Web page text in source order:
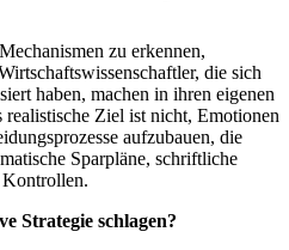
zu erkennen,
die sich
haben, machen in ihren eigenen
Ziel ist nicht, Emotionen
aufzubauen, die
Sparpläne, schriftliche
Strategie schlagen?